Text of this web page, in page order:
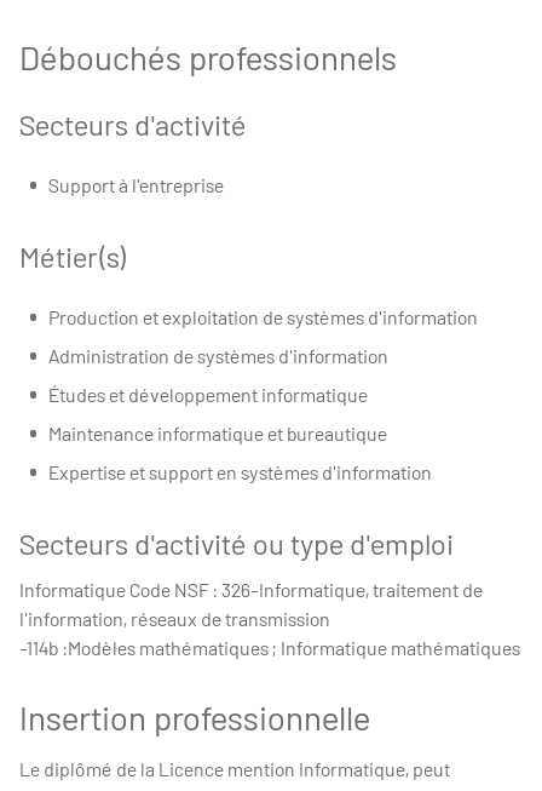
Débouchés professionnels
Secteurs d'activité
Support à l'entreprise
Métier(s)
Production et exploitation de systèmes d'information
Administration de systèmes d'information
Études et développement informatique
Maintenance informatique et bureautique
Expertise et support en systèmes d'information
Secteurs d'activité ou type d'emploi
Informatique Code NSF : 326-Informatique, traitement de
l'information, réseaux de transmission
-114b :Modèles mathématiques ; Informatique mathématiques
Insertion professionnelle
Le diplômé de la Licence mention Informatique, peut